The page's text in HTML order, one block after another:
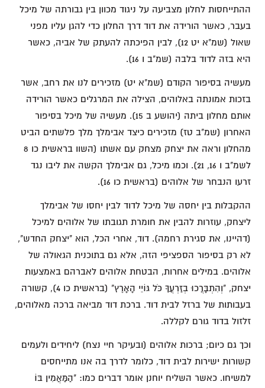
ההתייחסות לחלון מצביעה על ניגוד מכוון בין גבורתה של מיכל
בעבר, כאשר הורידה את דוד דרך החלון כדי להגן עליו מפני
שאול (שמ"א יט 12), לבין הפיכתה להעתק של אביה, כאשר
היא בזה לדוד בלבה (שמ"ב ו 16).
מעשיה בסיפור הקודם (שמ"א יט) מזכירים לנו את רחב, אשר
בזכות אמונתה באלוהים, הצילה את המרגלים כאשר הורידה
אותם מחלון ביתה (יהושע ב 15). מעשיה של מיכל בסיפור
האחרון (שמ"ב טז) מזכירים כיצד אבימלך מלך פלשתים הביט
מהחלון וראה את יצחק מצחק עם אשתו (השוו בראשית כו 8
לשמ"ב ו 16, 21). וכמו מיכל, גם אבימלך הקשה את ליבו נגד
זרעו הנבחר של אלוהים (בראשית כו 16).
ההקבלות בין יחסה של מיכל לדוד לבין יחסו של אבימלך
ליצחק, עוזרות להבין את חומרת תגובתו של אלוהים למיכל
(דהיינו, את סגירת רחמה). דוד, אחרי הכל, הוא "יצחק החדש",
לא רק בסיפור הספציפי הזה, אלא גם בתוכנית הגאולה של
אלוהים. במילים אחרות, הבטחת אלוהים לאברהם באמצעות
יצחק, "וְהִתְבָּרֲכוּ בְזַרְעֲךָ כֹּל גּוֹיֵי הָאָרֶץ" (בראשית כו 4), קשורה
בעבותות של ברזל לבית דוד. ברכת דוד מביאה ברכה מאלוהים,
זלזול בדוד גורם לקללה.
וכך גם כיום; ברכות אלוהים (ובעיקר חיי נצח) ליחידים ולעמים
קשורות ישירות לבית דוד, כלומר לדרך בה אנו מתייחסים
למשיחו. כאשר השליח יוחנן אומר דברים כמו: "הַמַּאֲמִין בּוֹ